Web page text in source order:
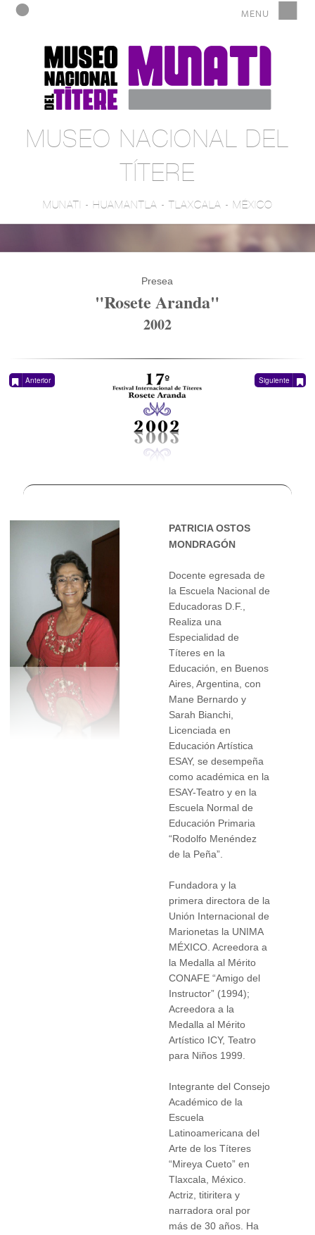
MUSEO NACIONAL DEL
TÍTERE
MUNATI - HUAMANTLA - TLAXCALA - MÉXICO
Presea
"Rosete Aranda"
2002
Anterior Siguiente
PATRICIA OSTOS
MONDRAGÓN
Docente egresada de
la Escuela Nacional de
Educadoras D.F.,
Realiza una
Especialidad de
Títeres en la
Educación, en Buenos
Aires, Argentina, con
Mane Bernardo y
Sarah Bianchi,
Licenciada en
Educación Artística
ESAY, se desempeña
como académica en la
ESAY-Teatro y en la
Escuela Normal de
Educación Primaria
“Rodolfo Menéndez
de la Peña”.
Fundadora y la
primera directora de la
Unión Internacional de
Marionetas la UNIMA
MÉXICO. Acreedora a
la Medalla al Mérito
CONAFE “Amigo del
Instructor” (1994);
Acreedora a la
Medalla al Mérito
Artístico ICY, Teatro
para Niños 1999.
Integrante del Consejo
Académico de la
Escuela
Latinoamericana del
Arte de los Títeres
“Mireya Cueto” en
Tlaxcala, México.
Actriz, titiritera y
narradora oral por
más de 30 años. Ha